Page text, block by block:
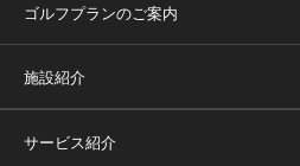
ゴルフプランのご案内
施設紹介
サービス紹介